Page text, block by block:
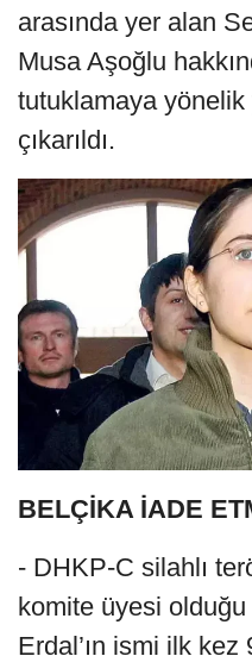
arasında yer alan
Musa Aşoğlu
tutuklamaya yönelik
çıkarıldı.
BELÇİKA İADE
- DHKP-C silahlı
komite üyesi
Erdal’ın ismi ilk kez